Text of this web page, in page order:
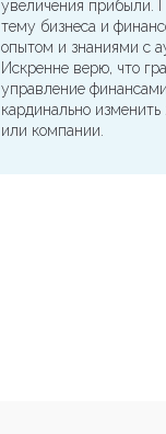
увеличения прибыли.
тему бизнеса и
опытом и знаниями с
Искренне верю, что
управление
кардинально
или компании.